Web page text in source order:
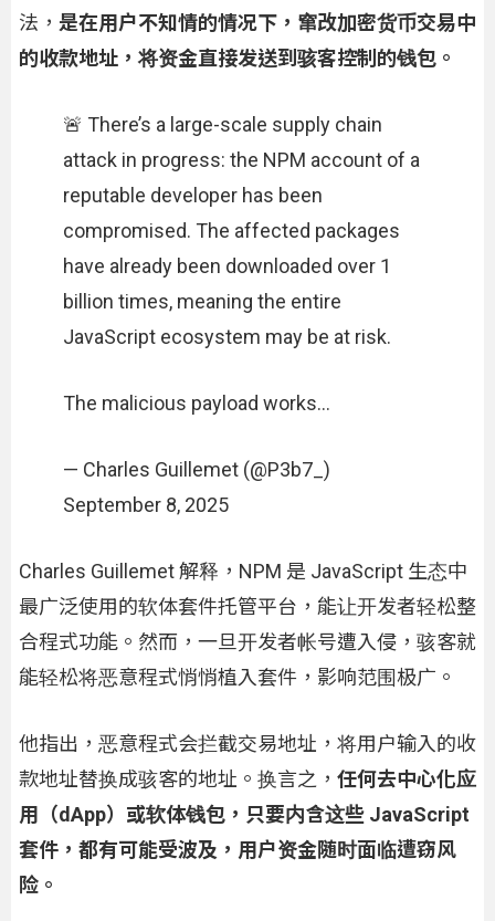
法， 是在用户不知情的情况下，窜改加密货币交易中
的收款地址，将资金直接发送到骇客控制的钱包。
🚨 There’s a large-scale supply chain
attack in progress: the NPM account of a
reputable developer has been
compromised. The affected packages
have already been downloaded over 1
billion times, meaning the entire
JavaScript ecosystem may be at risk.
The malicious payload works…
— Charles Guillemet (@P3b7_)
September 8, 2025
Charles Guillemet 解释，NPM 是 JavaScript 生态中
最广泛使用的软体套件托管平台，能让开发者轻松整
合程式功能。然而，一旦开发者帐号遭入侵，骇客就
能轻松将恶意程式悄悄植入套件，影响范围极广。
他指出，恶意程式会拦截交易地址，将用户输入的收
款地址替换成骇客的地址。换言之， 任何去中心化应
用（dApp）或软体钱包，只要内含这些 JavaScript
套件，都有可能受波及，用户资金随时面临遭窃风
险。